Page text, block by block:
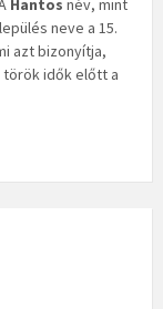
Hantos név, mint
neve a 15.
azt bizonyítja,
török idők előtt a